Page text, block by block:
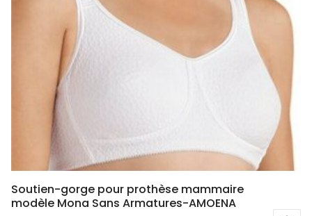
Soutien-gorge pour prothèse mammaire
modèle Mona Sans Armatures-AMOENA